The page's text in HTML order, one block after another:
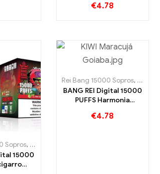
uma intensa
€4.78
descartáveis ​​Eslováquia Cigarros eletrônicos
​​Suécia Cigarros eletrônicos
Sopros, Cigarros eletrônicos descartáveis ​​Suécia
15000
Rei Bang 15000 Sopros,
BANG REI Digital 15000
PUFFS Harmonia
maracujá e goiaba
€4.78